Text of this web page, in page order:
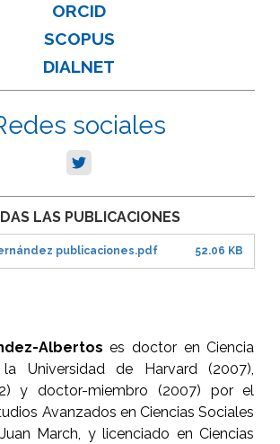
ORCID
SCOPUS
DIALNET
sociales
LAS PUBLICACIONES
publicaciones.pdf 52.06 KB
Albertos es doctor en Ciencia
Universidad de Harvard (2007),
y doctor-miembro (2007) por el
Avanzados en Ciencias Sociales
March, y licenciado en Ciencias